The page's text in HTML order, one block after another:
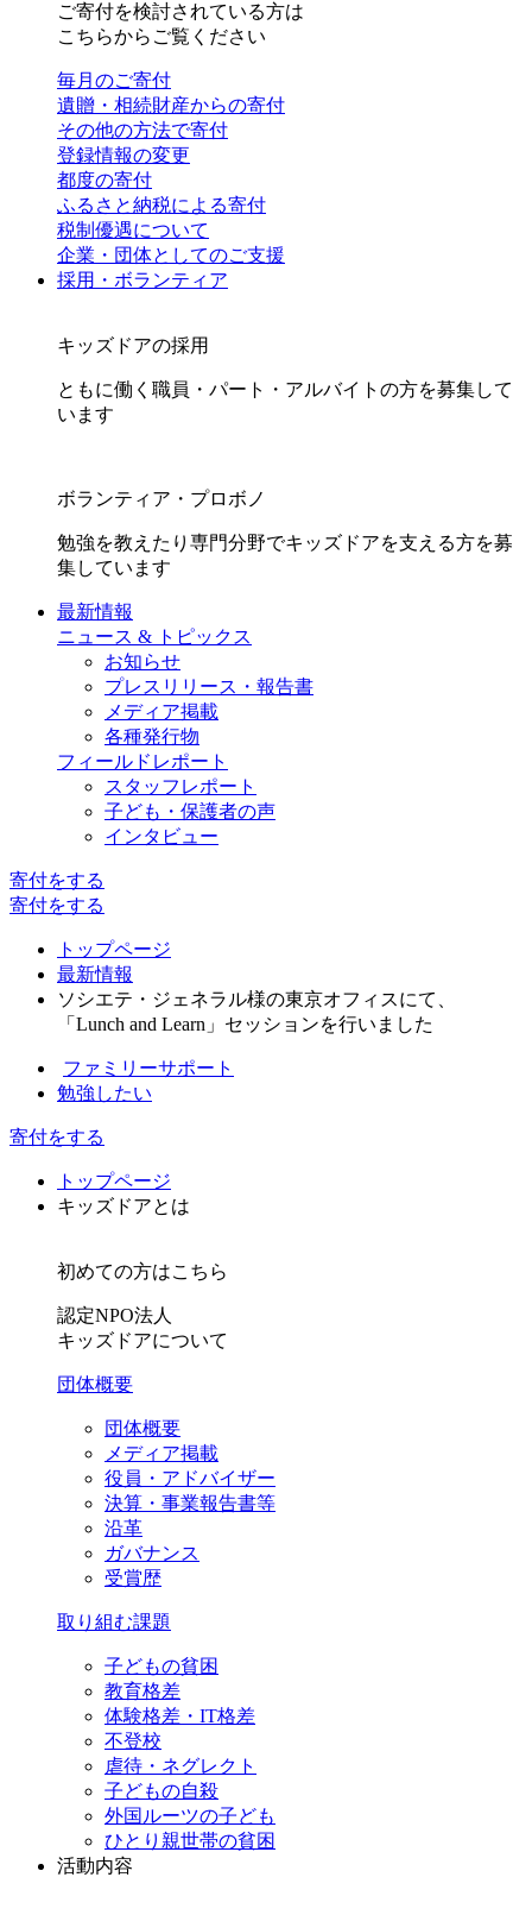
ご寄付を検討されている方は
こちらからご覧ください
毎月のご寄付
遺贈・相続財産からの寄付
その他の方法で寄付
登録情報の変更
都度の寄付
ふるさと納税による寄付
税制優遇について
企業・団体としてのご支援
採用・ボランティア
キッズドアの採用
ともに働く職員・パート・アルバイトの方を募集して
います
ボランティア・プロボノ
勉強を教えたり専門分野でキッズドアを支える方を募
集しています
最新情報
ニュース & トピックス
お知らせ
プレスリリース・報告書
メディア掲載
各種発行物
フィールドレポート
スタッフレポート
子ども・保護者の声
インタビュー
寄付をする
寄付をする
トップページ
最新情報
ソシエテ・ジェネラル様の東京オフィスにて、
「Lunch and Learn」セッションを行いました
ファミリーサポート
勉強したい
寄付をする
トップページ
キッズドアとは
初めての方はこちら
認定NPO法人
キッズドアについて
団体概要
団体概要
メディア掲載
役員・アドバイザー
決算・事業報告書等
沿革
ガバナンス
受賞歴
取り組む課題
子どもの貧困
教育格差
体験格差・IT格差
不登校
虐待・ネグレクト
子どもの自殺
外国ルーツの子ども
ひとり親世帯の貧困
活動内容